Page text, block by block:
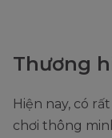
Thương
Hiện nay, có
chơi thông